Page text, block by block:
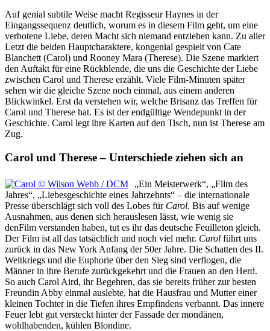
Auf genial subtile Weise macht Regisseur Haynes in der
Eingangssequenz deutlich, worum es in diesem Film geht, um eine
verbotene Liebe, deren Macht sich niemand entziehen kann. Zu aller
Letzt die beiden Hauptcharaktere, kongenial gespielt von Cate
Blanchett (Carol) und Rooney Mara (Therese). Die Szene markiert
den Auftakt für eine Rückblende, die uns die Geschichte der Liebe
zwischen Carol und Therese erzählt. Viele Film-Minuten später
sehen wir die gleiche Szene noch einmal, aus einem anderen
Blickwinkel. Erst da verstehen wir, welche Brisanz das Treffen für
Carol und Therese hat. Es ist der endgültige Wendepunkt in der
Geschichte. Carol legt ihre Karten auf den Tisch, nun ist Therese am
Zug.
Carol und Therese – Unterschiede ziehen sich an
„Ein Meisterwerk“, „Film des
Jahres“, „Liebesgeschichte eines Jahrzehnts“ – die internationale
Presse überschlägt sich voll des Lobes für Carol. Bis auf wenige
Ausnahmen, aus denen sich herauslesen lässt, wie wenig sie
denFilm verstanden haben, tut es ihr das deutsche Feuilleton gleich.
Der Film ist all das tatsächlich und noch viel mehr. Carol führt uns
zurück in das New York Anfang der 50er Jahre. Die Schatten des II.
Weltkriegs und die Euphorie über den Sieg sind verflogen, die
Männer in ihre Berufe zurückgekehrt und die Frauen an den Herd.
So auch Carol Aird, ihr Begehren, das sie bereits früher zur besten
Freundin Abby einmal auslebte, hat die Hausfrau und Mutter einer
kleinen Tochter in die Tiefen ihres Empfindens verbannt. Das innere
Feuer lebt gut versteckt hinter der Fassade der mondänen,
wohlhabenden, kühlen Blondine.